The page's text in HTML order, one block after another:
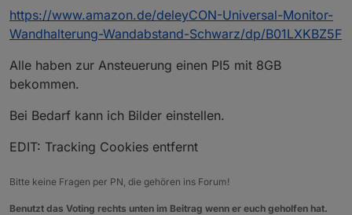
https://www.amazon.de/deleyCON-Universal-Monitor-
Wandhalterung-Wandabstand-Schwarz/dp/B01LXKBZ5F
Alle haben zur Ansteuerung einen PI5 mit 8GB
bekommen.
Bei Bedarf kann ich Bilder einstellen.
EDIT: Tracking Cookies entfernt
Bitte keine Fragen per PN, die gehören ins Forum!
Benutzt das Voting rechts unten im Beitrag wenn er euch geholfen hat.